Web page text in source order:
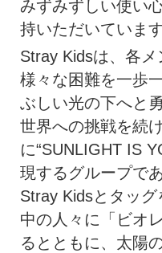
みずみずしい使い
持いただいています
Stray Kidsは、各
様々な困難を一歩
ぶしい光の下へと
世界への挑戦を続
に“SUNLIGHT IS
現するグループで
Stray Kidsとタッ
中の人々に「ビオ
るとともに、太陽